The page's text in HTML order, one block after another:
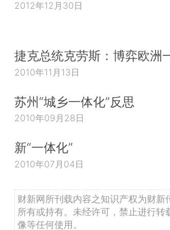
2012年12月30日
捷克总统克劳斯：博弈欧洲
2010年11月13日
苏州“城乡一体化”反思
2010年09月28日
新“一体化”
2010年07月04日
财新网所刊载内容之知识产权为财新
所有或持有。未经许可，禁止进行
像等任何使用。